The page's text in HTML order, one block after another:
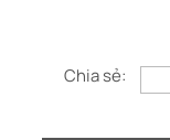
Chia sẻ: